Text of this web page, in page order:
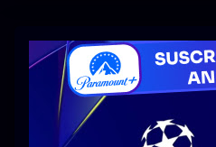
Series 720p
Series 1080p 60 FPS
¿COMO DESCARGAR?